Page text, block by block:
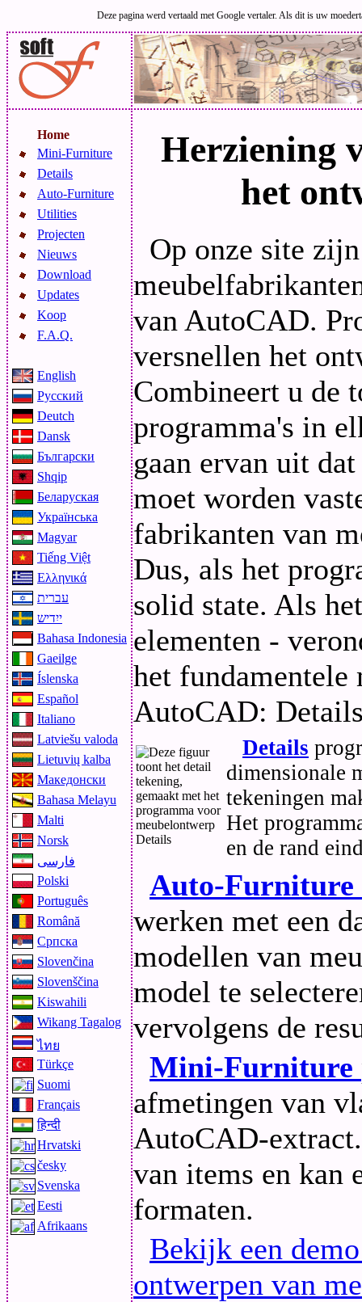
Deze pagina werd vertaald met Google vertaler. Als dit is uw
Home
Mini-Furniture
Details
Auto-Furniture
Utilities
Projecten
Nieuws
Download
Updates
Koop
F.A.Q.
English
Русский
Deutch
Dansk
Български
Shqip
Беларуская
Українська
Magyar
Tiếng Việt
Ελληνικά
עברית
ייִדיש
Bahasa Indonesia
Gaeilge
Íslenska
Español
Italiano
Latviešu valoda
Lietuvių kalba
Македонски
Bahasa Melayu
Malti
Norsk
فارسی
Polski
Português
Română
Српска
Slovenčina
Slovenščina
Kiswahili
Wikang Tagalog
ไทย
Türkçe
Suomi
Français
हिन्दी
Hrvatski
česky
Svenska
Eesti
Afrikaans
Herziening
het
Op onze site
van AutoCAD.
versnellen het
Combineert u de
programma's in
gaan ervan uit
moet worden
fabrikanten van
Dus, als het
solid state. Als
elementen -
het fundamentele
AutoCAD:
Details
dimensionale
tekeningen
Het
en de rand
Auto-Furniture
werken met een
modellen van
model te
vervolgens de
Mini-Furniture
afmetingen van
AutoCAD-
van items en kan
formaten.
Bekijk een
ontwerpen van